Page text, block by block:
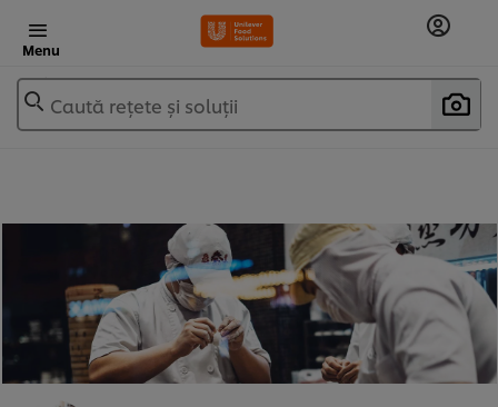
Menu
Caută rețete și soluții